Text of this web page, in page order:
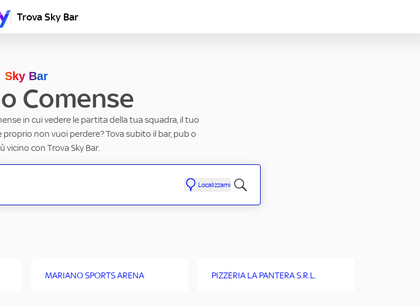
Trova Sky Bar
Sky Bar
Comense
in cui vedere le partita della tua squadra, il tuo
non vuoi perdere? Tova subito il bar, pub o
vicino con Trova Sky Bar.
Localizzami
MARIANO SPORTS ARENA PIZZERIA LA PANTERA S.R.L.